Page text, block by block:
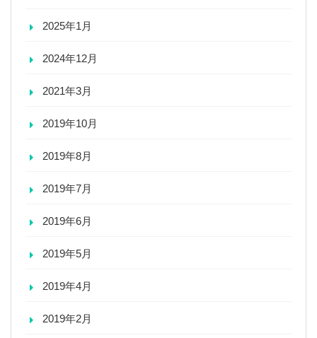
2025年1月
2024年12月
2021年3月
2019年10月
2019年8月
2019年7月
2019年6月
2019年5月
2019年4月
2019年2月